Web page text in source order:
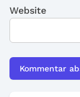
Website